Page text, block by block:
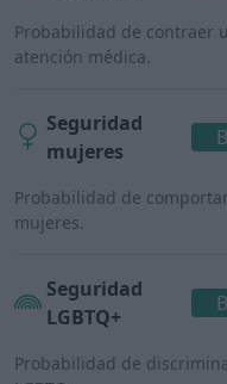
Probabilidad de contraer
atención médica.
Seguridad
mujeres
Probabilidad de
mujeres.
Seguridad
LGBTQ+
Probabilidad de